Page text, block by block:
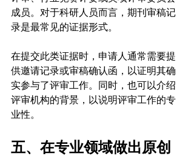
成员。对于科研人员而言，期刊审稿记
录是最常见的证据形式。
在提交此类证据时，申请人通常需要提
供邀请记录或审稿确认函，以证明其确
实参与了评审工作。同时，也可以介绍
评审机构的背景，以说明评审工作的专
业性。
五、在专业领域做出原创